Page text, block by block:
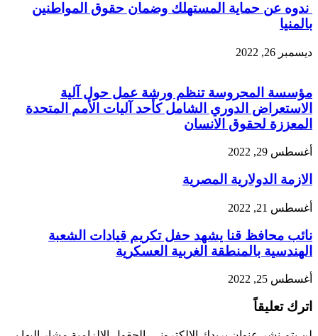
ندوه عن حماية المستهلك وضمان حقوق المواطنين
بالمنيا
ديسمبر 26, 2022
مؤسسة المحروسة تنظم ورشة عمل حول آلية
الاستعراض الدوري الشامل كأحد آليات الأمم المتحدة
المعززة لحقوق الانسان
أغسطس 29, 2022
الازمة الدولارية المصرية
أغسطس 21, 2022
نائب محافظ قنا يشهد حفل تكريم قيادات الشعبة
الهندسية بالمنطقة الغربية العسكرية
أغسطس 25, 2022
اترك تعليقاً